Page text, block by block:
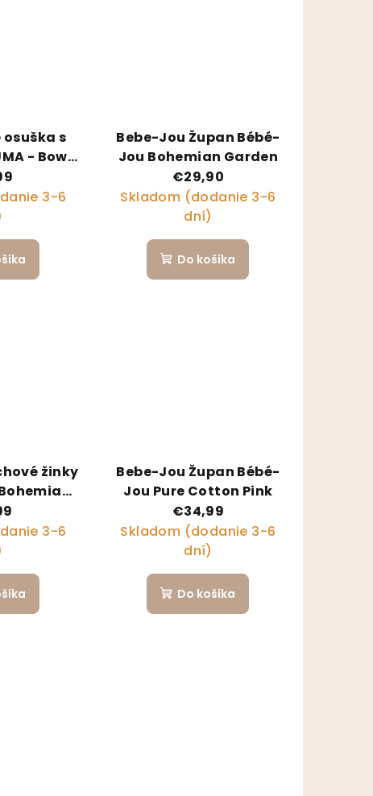
s
- Bow
3-6
Bebe-Jou Župan Bébé-
Jou Bohemian Garden
€29,90
Skladom (dodanie 3-6
dní)
Do košíka
žinky
3-6
Bebe-Jou Župan Bébé-
Jou Pure Cotton Pink
€34,99
Skladom (dodanie 3-6
dní)
Do košíka